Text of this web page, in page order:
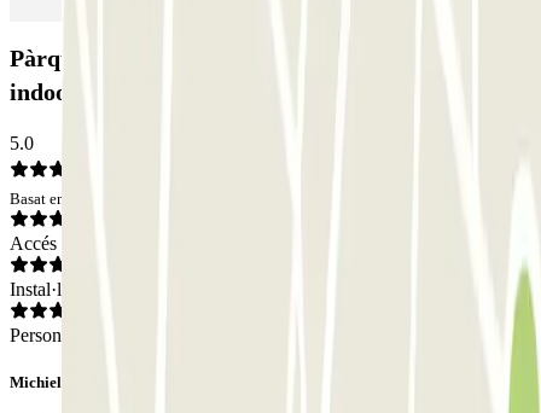
Pàrquing Airpark - Valet - Aeroporto Faro -
indoor: Opinions
5.0
Basat en 3 opinions
Accés
Instal·lacions
Personal
Michiel